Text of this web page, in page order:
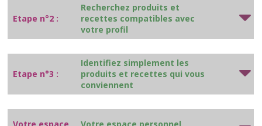
Etape n°2 :
Recherchez produits et
recettes compatibles avec
votre profil
Etape n°3 :
Identifiez simplement les
produits et recettes qui vous
conviennent